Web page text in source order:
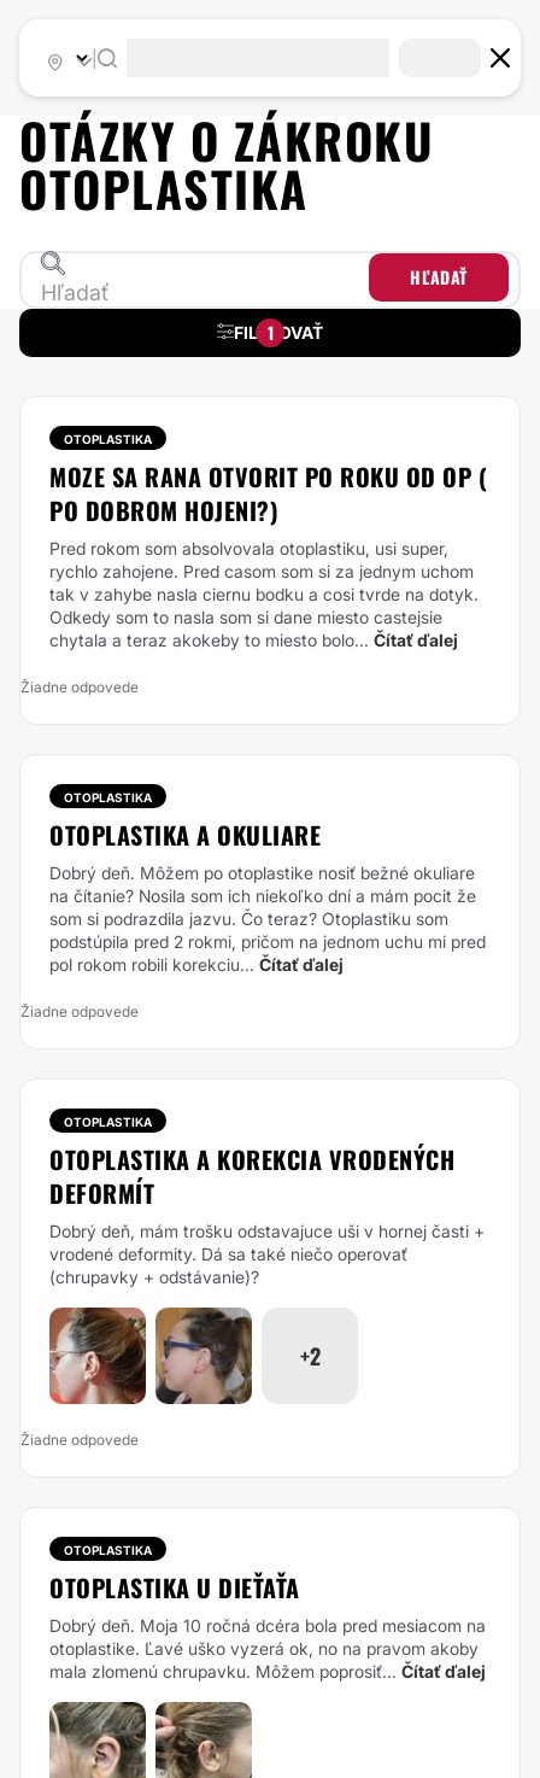
OTÁZKY O ZÁKROKU
OTOPLASTIKA
HĽADAŤ
FILTROVAŤ
1
OTOPLASTIKA
MOZE SA RANA OTVORIT PO ROKU OD OP (
PO DOBROM HOJENI?)
Pred rokom som absolvovala otoplastiku, usi super,
rychlo zahojene. Pred casom som si za jednym uchom
tak v zahybe nasla ciernu bodku a cosi tvrde na dotyk.
Odkedy som to nasla som si dane miesto castejsie
chytala a teraz akokeby to miesto bolo... Čítať ďalej
Žiadne odpovede
OTOPLASTIKA
OTOPLASTIKA A OKULIARE
Dobrý deň. Môžem po otoplastike nosiť bežné okuliare
na čítanie? Nosila som ich niekoľko dní a mám pocit že
som si podrazdila jazvu. Čo teraz? Otoplastiku som
podstúpila pred 2 rokmi, pričom na jednom uchu mi pred
pol rokom robili korekciu... Čítať ďalej
Žiadne odpovede
OTOPLASTIKA
OTOPLASTIKA A KOREKCIA VRODENÝCH
DEFORMÍT
Dobrý deň, mám trošku odstavajuce uši v hornej časti +
vrodené deformity. Dá sa také niečo operovať
(chrupavky + odstávanie)?
+2
Žiadne odpovede
OTOPLASTIKA
OTOPLASTIKA U DIEŤAŤA
Dobrý deň. Moja 10 ročná dcéra bola pred mesiacom na
otoplastike. Ľavé uško vyzerá ok, no na pravom akoby
mala zlomenú chrupavku. Môžem poprosiť... Čítať ďalej